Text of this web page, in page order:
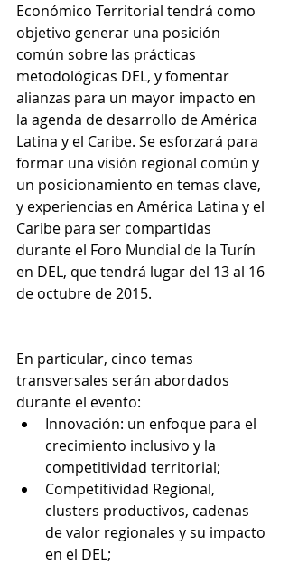
Económico Territorial tendrá como
objetivo generar una posición
común sobre las prácticas
metodológicas DEL, y fomentar
alianzas para un mayor impacto en
la agenda de desarrollo de América
Latina y el Caribe. Se esforzará para
formar una visión regional común y
un posicionamiento en temas clave,
y experiencias en América Latina y el
Caribe para ser compartidas
durante el Foro Mundial de la Turín
en DEL, que tendrá lugar del 13 al 16
de octubre de 2015.
En particular, cinco temas
transversales serán abordados
durante el evento:
Innovación: un enfoque para el
crecimiento inclusivo y la
competitividad territorial;
Competitividad Regional,
clusters productivos, cadenas
de valor regionales y su impacto
en el DEL;